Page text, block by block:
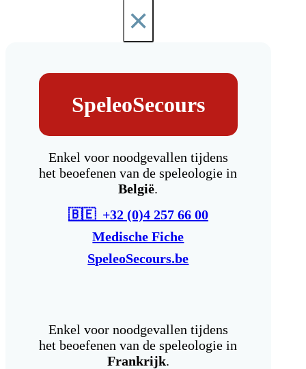
×
SpeleoSecours
Enkel voor noodgevallen tijdens
het beoefenen van de speleologie in
België.
🇧🇪 +32 (0)4 257 66 00
Medische Fiche
SpeleoSecours.be
Enkel voor noodgevallen tijdens
het beoefenen van de speleologie in
Frankrijk.